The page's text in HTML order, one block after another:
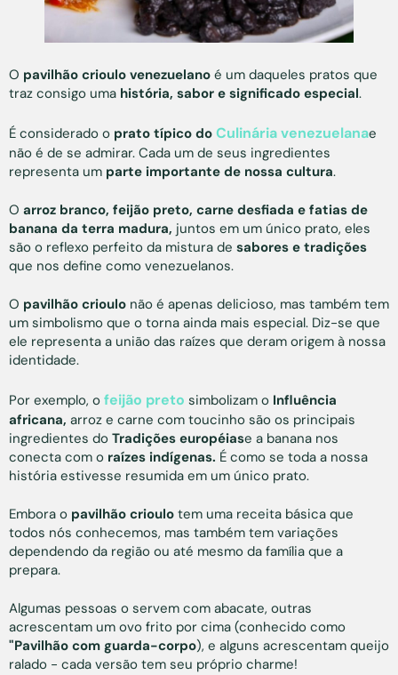
O pavilhão crioulo venezuelano é um daqueles pratos que
traz consigo uma história, sabor e significado especial.
É considerado o prato típico do Culinária venezuelanae
não é de se admirar. Cada um de seus ingredientes
representa um parte importante de nossa cultura.
O arroz branco, feijão preto, carne desfiada e fatias de
banana da terra madura, juntos em um único prato, eles
são o reflexo perfeito da mistura de sabores e tradições
que nos define como venezuelanos.
O pavilhão crioulo não é apenas delicioso, mas também tem
um simbolismo que o torna ainda mais especial. Diz-se que
ele representa a união das raízes que deram origem à nossa
identidade.
Por exemplo, o feijão preto simbolizam o Influência
africana, arroz e carne com toucinho são os principais
ingredientes do Tradições européiase a banana nos
conecta com o raízes indígenas. É como se toda a nossa
história estivesse resumida em um único prato.
Embora o pavilhão crioulo tem uma receita básica que
todos nós conhecemos, mas também tem variações
dependendo da região ou até mesmo da família que a
prepara.
Algumas pessoas o servem com abacate, outras
acrescentam um ovo frito por cima (conhecido como
"Pavilhão com guarda-corpo), e alguns acrescentam queijo
ralado - cada versão tem seu próprio charme!